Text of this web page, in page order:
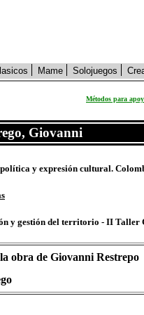
Mame Solojuegos
Métodos para
Giovanni
política y expresión cultural.
y gestión del territorio - II Taller
obra de Giovanni Restrepo